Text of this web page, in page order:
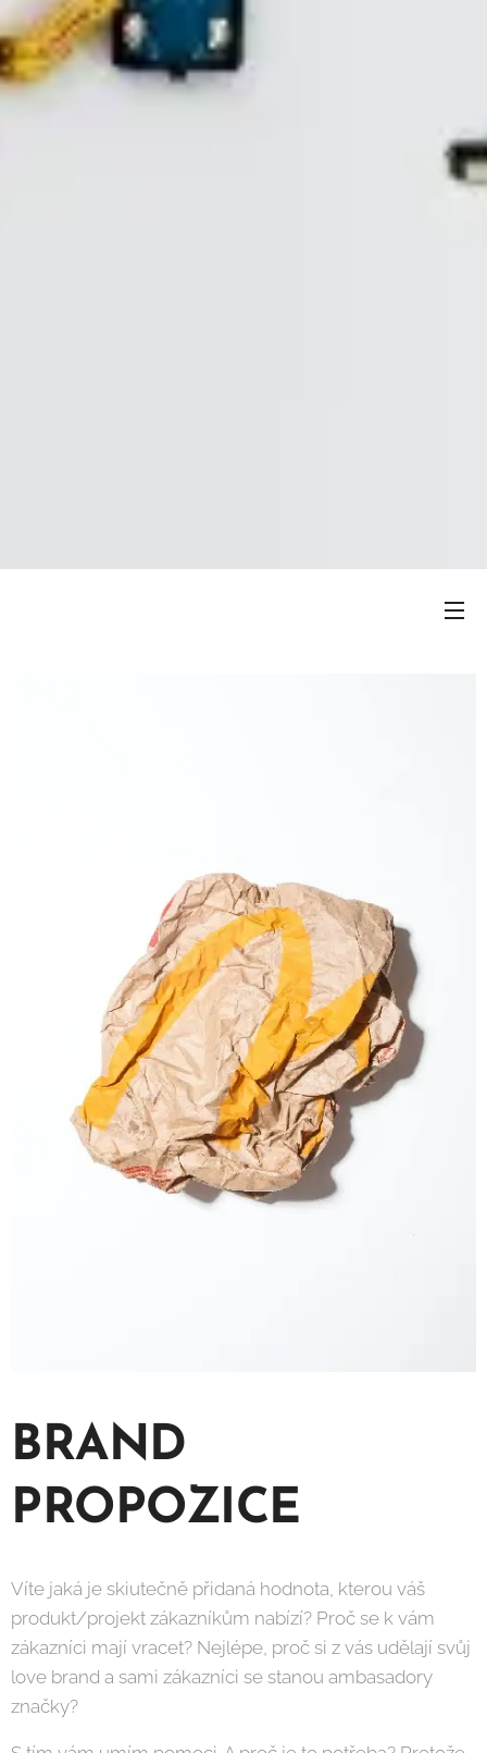
BRAND
PROPOZICE
Víte jaká je skiutečně přidaná hodnota, kterou váš
produkt/projekt zákazníkům nabízí? Proč se k vám
zákazníci mají vracet? Nejlépe, proč si z vás udělají svůj
love brand a sami zákazníci se stanou ambasadory
značky?